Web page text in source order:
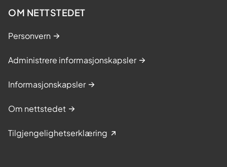
OM NETTSTEDET
Personvern
Administrere informasjonskapsler
Informasjonskapsler
Om nettstedet
Tilgjengelighetserklæring